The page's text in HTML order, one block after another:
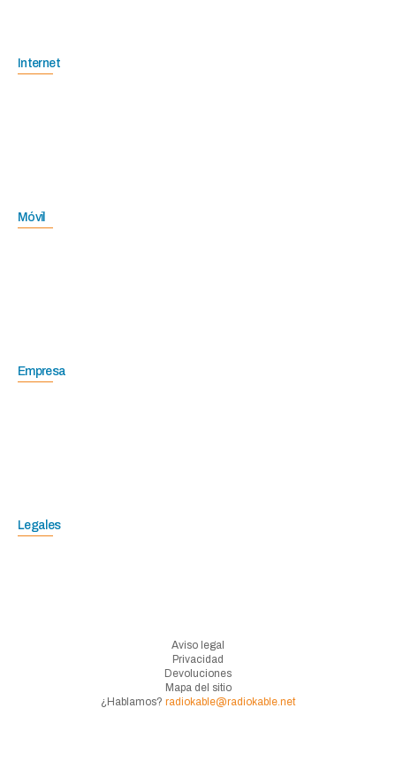
Internet
Móvil
Empresa
Legales
Aviso legal
Privacidad
Devoluciones
Mapa del sitio
¿Hablamos? radiokable@radiokable.net